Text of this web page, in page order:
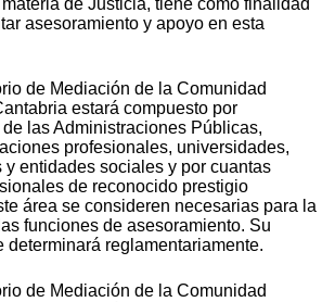
asesoramiento y apoyo en esta
de Mediación de la Comunidad
estará compuesto por
las Administraciones Públicas,
profesionales, universidades,
entidades sociales y por cuantas
de reconocido prestigio
área se consideren necesarias para la
funciones de asesoramiento. Su
determinará reglamentariamente.
de Mediación de la Comunidad